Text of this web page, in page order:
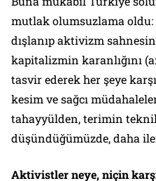
mutlak olumsuzlama oldu:
dışlanıp aktivizm
kapitalizmin karanlığını
tasvir ederek her şeye
kesim ve sağcı
tahayyülden, terimin
düşündüğümüzde,daha
Aktivistler neye, niçin